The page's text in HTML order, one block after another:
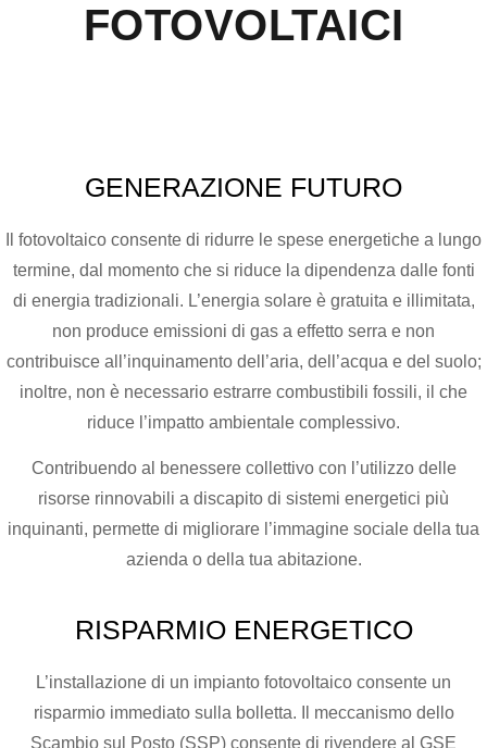
FOTOVOLTAICI
GENERAZIONE FUTURO
Il fotovoltaico consente di ridurre le spese energetiche a lungo
termine, dal momento che si riduce la dipendenza dalle fonti
di energia tradizionali. L’energia solare è gratuita e illimitata,
non produce emissioni di gas a effetto serra e non
contribuisce all’inquinamento dell’aria, dell’acqua e del suolo;
inoltre, non è necessario estrarre combustibili fossili, il che
riduce l’impatto ambientale complessivo.
Contribuendo al benessere collettivo con l’utilizzo delle
risorse rinnovabili a discapito di sistemi energetici più
inquinanti, permette di migliorare l’immagine sociale della tua
azienda o della tua abitazione.
RISPARMIOENERGETICO
L’installazione di un impianto fotovoltaico consente un
risparmio immediato sulla bolletta. Il meccanismo dello
Scambio sul Posto (SSP) consente di rivendere al GSE